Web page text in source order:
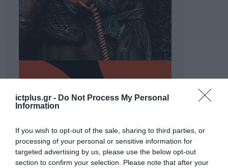
ictplus.gr - Do Not Process My Personal
Information
If you wish to opt-out of the sale, sharing to third parties, or
processing of your personal or sensitive information for
targeted advertising by us, please use the below opt-out
section to confirm your selection. Please note that after your